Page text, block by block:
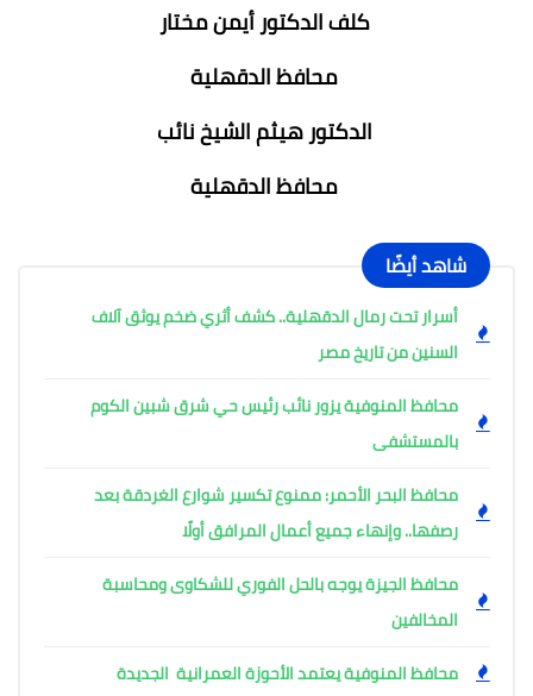
كلف الدكتور أيمن مختار
محافظ الدقهلية
الدكتور هيثم الشيخ نائب
محافظ الدقهلية
شاهد أيضًا
أسرار تحت رمال الدقهلية.. كشف أثري ضخم يوثق آلاف
السنين من تاريخ مصر
محافظ المنوفية يزور نائب رئيس حي شرق شبين الكوم
بالمستشفى
محافظ البحر الأحمر: ممنوع تكسير شوارع الغردقة بعد
رصفها.. وإنهاء جميع أعمال المرافق أولًا
محافظ الجيزة يوجه بالحل الفوري للشكاوى ومحاسبة
المخالفين
محافظ المنوفية يعتمد الأحوزة العمرانية الجديدة